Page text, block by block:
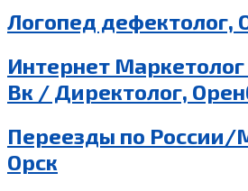
Логопед дефектолог,
Интернет
Вк / Директолог,
Переезды по
Орск